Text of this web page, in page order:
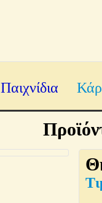
Παιχνίδια